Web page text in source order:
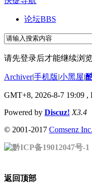
论坛BBS
请先登录后才能继续浏
Archiver|手机版|小黑屋|
GMT+8, 2026-8-7 19:09 ,
Powered by Discuz! X3.4
© 2001-2017 Comsenz Inc.
黔ICP备19012047号-1
返回顶部